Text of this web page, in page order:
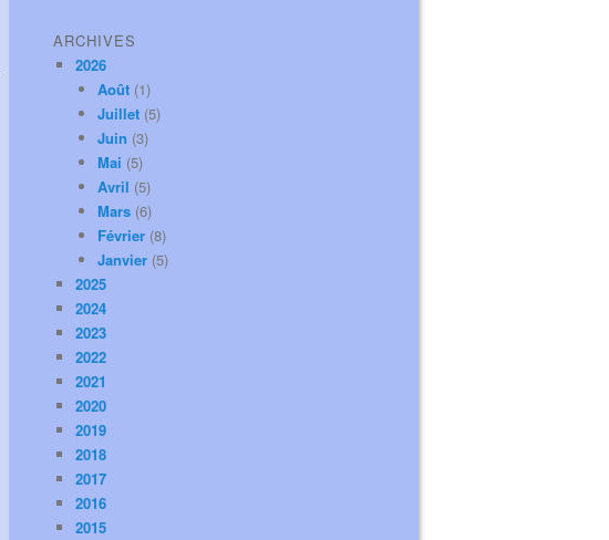
ARCHIVES
2026
Août (1)
Juillet (5)
Juin (3)
Mai (5)
Avril (5)
Mars (6)
Février (8)
Janvier (5)
2025
2024
2023
2022
2021
2020
2019
2018
2017
2016
2015